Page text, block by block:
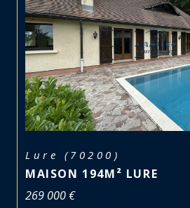
Lure (70200)
MAISON 194M² LURE
269 000 €